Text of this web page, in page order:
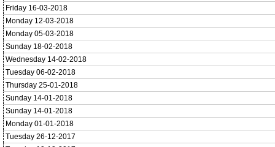
Friday 16-03-2018
Monday 12-03-2018
Monday 05-03-2018
Sunday 18-02-2018
Wednesday 14-02-2018
Tuesday 06-02-2018
Thursday 25-01-2018
Sunday 14-01-2018
Sunday 14-01-2018
Monday 01-01-2018
Tuesday 26-12-2017